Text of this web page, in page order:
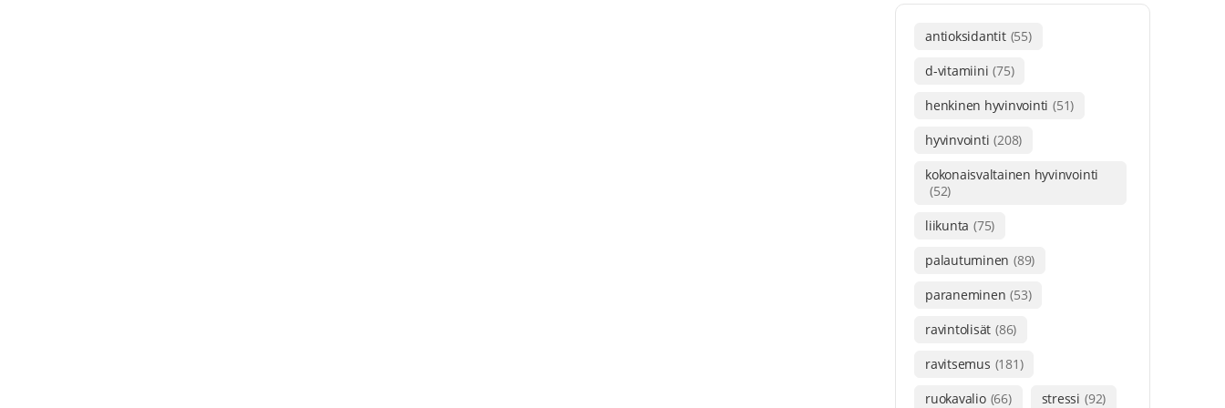
antioksidantit (55)
d-vitamiini (75)
henkinen hyvinvointi (51)
hyvinvointi (208)
kokonaisvaltainen hyvinvointi
(52)
liikunta (75)
palautuminen (89)
paraneminen (53)
ravintolisät (86)
ravitsemus (181)
ruokavalio (66) stressi (92)